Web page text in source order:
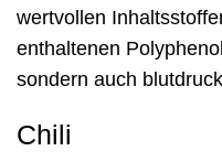
wertvollen
enthaltenen
sondern auch
Chili